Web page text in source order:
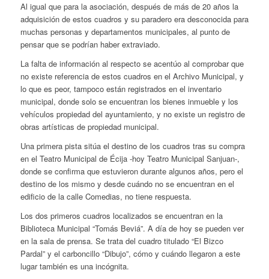
Al igual que para la asociación, después de más de 20 años la
adquisición de estos cuadros y su paradero era desconocida para
muchas personas y departamentos municipales, al punto de
pensar que se podrían haber extraviado.
La falta de información al respecto se acentúo al comprobar que
no existe referencia de estos cuadros en el Archivo Municipal, y
lo que es peor, tampoco están registrados en el inventario
municipal, donde solo se encuentran los bienes inmueble y los
vehículos propiedad del ayuntamiento, y no existe un registro de
obras artísticas de propiedad municipal.
Una primera pista sitúa el destino de los cuadros tras su compra
en el Teatro Municipal de Écija -hoy Teatro Municipal Sanjuan-,
donde se confirma que estuvieron durante algunos años, pero el
destino de los mismo y desde cuándo no se encuentran en el
edificio de la calle Comedias, no tiene respuesta.
Los dos primeros cuadros localizados se encuentran en la
Biblioteca Municipal “Tomás Beviá”. A día de hoy se pueden ver
en la sala de prensa. Se trata del cuadro titulado “El Bizco
Pardal” y el carboncillo “Dibujo”, cómo y cuándo llegaron a este
lugar también es una incógnita.